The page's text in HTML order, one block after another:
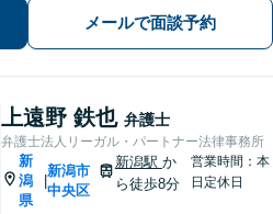
き、気持ちに寄り添いながら法的サポ
ートをいたします。
メールで面談予約
上遠野 鉄也 弁護士
弁護士法人リーガル・パートナー法律事務所
新
潟
県
新潟市
中央区
新潟駅 か
ら徒歩8分
営業時間：本
日定休日